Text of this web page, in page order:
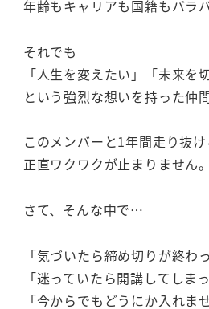
年齢もキャリアも国籍もバラバ
それでも
「人生を変えたい」「未来を
という強烈な想いを持った仲
このメンバーと1年間走り抜
正直ワクワクが止まりません。
さて、そんな中で…
「気づいたら締め切りが終わ
「迷っていたら開講してしま
「今からでもどうにか入れま